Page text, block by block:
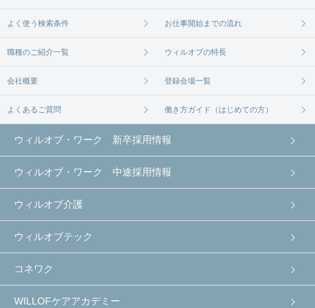
よく使う検索条件 お仕事開始までの流れ
職種のご紹介一覧 ウィルオブの特長
会社概要 登録会場一覧
よくあるご質問 働き方ガイド（はじめての方）
ウィルオブ・ワーク 新卒採用情報
ウィルオブ・ワーク 中途採用情報
ウィルオブ介護
ウィルオブテック
コネワク
WILLOFケアアカデミー